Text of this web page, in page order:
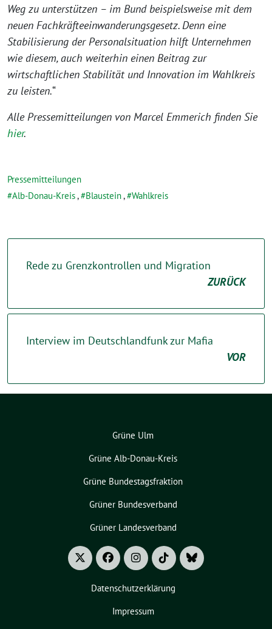
Weg zu unterstützen – im Bund beispielsweise mit dem
neuen Fachkräfteeinwanderungsgesetz. Denn eine
Stabilisierung der Personalsituation hilft Unternehmen
wie diesem, auch weiterhin einen Beitrag zur
wirtschaftlichen Stabilität und Innovation im Wahlkreis
zu leisten.“
Alle Pressemitteilungen von Marcel Emmerich finden Sie
hier.
Pressemitteilungen
Alb-Donau-Kreis, Blaustein, Wahlkreis
Rede zu Grenzkontrollen und Migration
ZURÜCK
Interview im Deutschlandfunk zur Mafia
VOR
Grüne Ulm
Grüne Alb-Donau-Kreis
Grüne Bundestagsfraktion
Grüner Bundesverband
Grüner Landesverband
Datenschutzerklärung
Impressum